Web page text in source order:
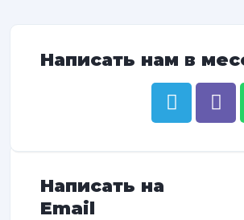
Написать нам в
Написать на
Email